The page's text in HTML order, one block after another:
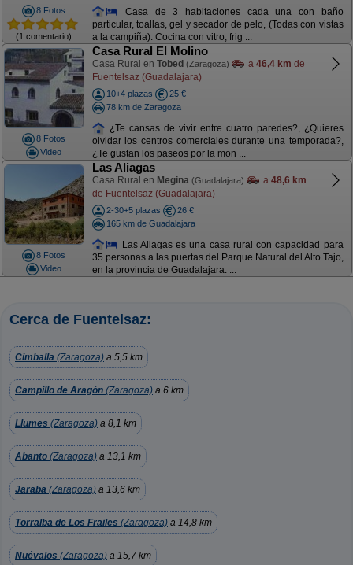
8 Fotos
(1 comentario)
Casa de 3 habitaciones cada una con baño
particular, toallas, gel y secador de pelo, (Todas con vistas
a la campiña). Cocina con vitro, frig ...
8 Fotos
Video
Casa Rural El Molino
Casa Rural en Tobed (Zaragoza) a 46,4 km de
Fuentelsaz (Guadalajara)
10+4 plazas
25 €
78 km de Zaragoza
¿Te cansas de vivir entre cuatro paredes?, ¿Quieres
olvidar los centros comerciales durante una temporada?,
¿Te gustan los paseos por la mon ...
8 Fotos
Video
Las Aliagas
Casa Rural en Megina (Guadalajara) a 48,6 km
de Fuentelsaz (Guadalajara)
2-30+5 plazas
26 €
165 km de Guadalajara
Las Aliagas es una casa rural con capacidad para
35 personas a las puertas del Parque Natural del Alto Tajo,
en la provincia de Guadalajara. ...
Cerca de Fuentelsaz:
Cimballa (Zaragoza) a 5,5 km
Campillo de Aragón (Zaragoza) a 6 km
Llumes (Zaragoza) a 8,1 km
Abanto (Zaragoza) a 13,1 km
Jaraba (Zaragoza) a 13,6 km
Torralba de Los Frailes (Zaragoza) a 14,8 km
Nuévalos (Zaragoza) a 15,7 km